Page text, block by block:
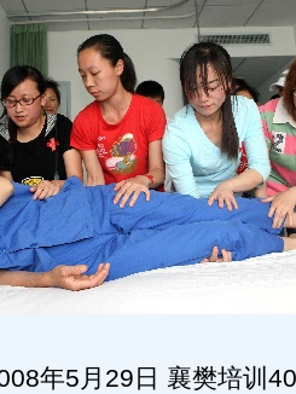
年5月29日 襄樊培训